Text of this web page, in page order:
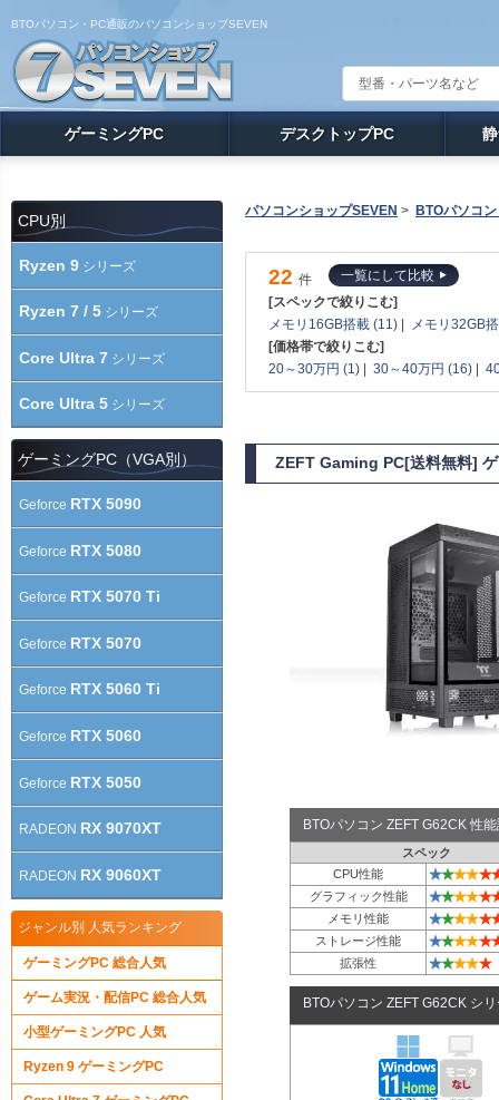
BTOパソコン・PC通販のパソコンショップSEVEN
ゲーミングPC デスクトップPC
パソコンショップSEVEN > BTOパソコ
22 件
一覧にして比較
[スペックで絞りこむ]
メモリ16GB搭載 (11) |
メモリ32GB
[価格帯で絞りこむ]
20～30万円 (1) | 30～40万円 (16) |
ZEFT Gaming PC[送料無料]
BTOパソコン ZEFT G62CK 性
スペック
CPU性能
★★★★★
グラフィック性能 ★★★★★
メモリ性能 ★★★★★
ストレージ性能 ★★★★★
拡張性 ★★★★★
BTOパソコン ZEFT G62CK シ
CPU別
Ryzen 9 シリーズ
Ryzen 7 / 5 シリーズ
Core Ultra 7 シリーズ
Core Ultra 5 シリーズ
ゲーミングPC（VGA別）
Geforce RTX 5090
Geforce RTX 5080
Geforce RTX 5070 Ti
Geforce RTX 5070
Geforce RTX 5060 Ti
Geforce RTX 5060
Geforce RTX 5050
RADEON RX 9070XT
RADEON RX 9060XT
ジャンル別 人気ランキング
ゲーミングPC 総合人気
ゲーム実況・配信PC 総合人気
小型ゲーミングPC 人気
Ryzen 9 ゲーミングPC